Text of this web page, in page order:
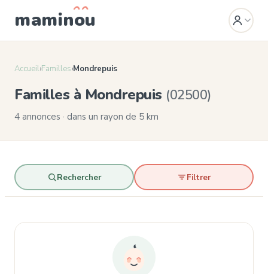
maminou
Accueil›Familles›Mondrepuis
Familles à Mondrepuis (02500)
4 annonces · dans un rayon de 5 km
Rechercher Filtrer